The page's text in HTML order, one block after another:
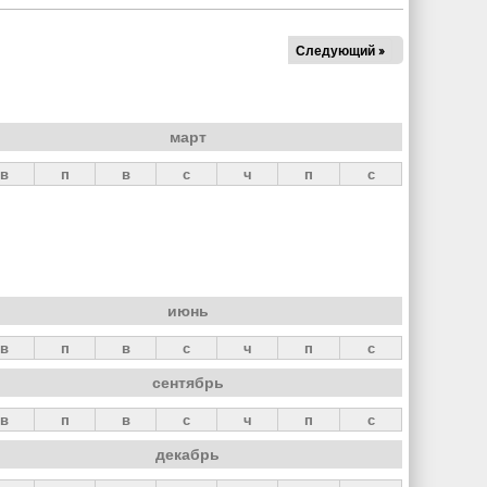
Следующий »
март
в п в с ч п с
июнь
в п в с ч п с
сентябрь
в п в с ч п с
декабрь